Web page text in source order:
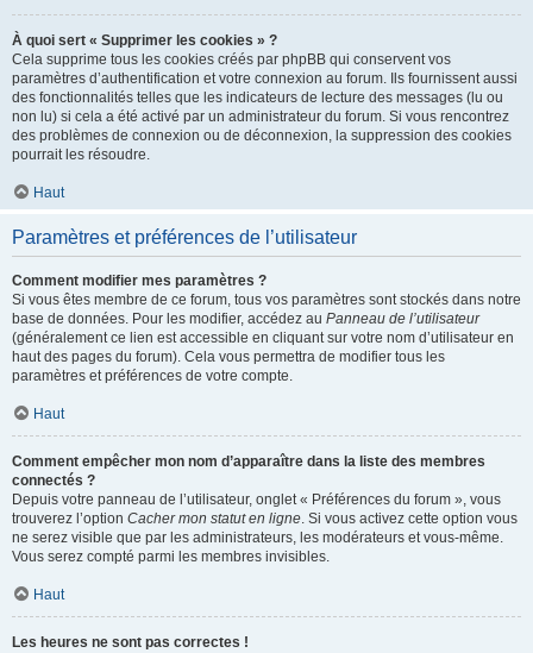
À quoi sert « Supprimer les cookies » ?
Cela supprime tous les cookies créés par phpBB qui conservent vos
paramètres d’authentification et votre connexion au forum. Ils fournissent aussi
des fonctionnalités telles que les indicateurs de lecture des messages (lu ou
non lu) si cela a été activé par un administrateur du forum. Si vous rencontrez
des problèmes de connexion ou de déconnexion, la suppression des cookies
pourrait les résoudre.
Haut
Paramètres et préférences de l’utilisateur
Comment modifier mes paramètres ?
Si vous êtes membre de ce forum, tous vos paramètres sont stockés dans notre
base de données. Pour les modifier, accédez au Panneau de l’utilisateur
(généralement ce lien est accessible en cliquant sur votre nom d’utilisateur en
haut des pages du forum). Cela vous permettra de modifier tous les
paramètres et préférences de votre compte.
Haut
Comment empêcher mon nom d’apparaître dans la liste des membres
connectés ?
Depuis votre panneau de l’utilisateur, onglet « Préférences du forum », vous
trouverez l’option Cacher mon statut en ligne. Si vous activez cette option vous
ne serez visible que par les administrateurs, les modérateurs et vous-même.
Vous serez compté parmi les membres invisibles.
Haut
Les heures ne sont pas correctes !